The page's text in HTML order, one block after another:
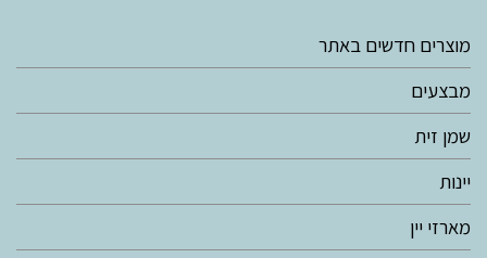
מוצרים חדשים באתר
מבצעים
שמן זית
יינות
מארזי יין